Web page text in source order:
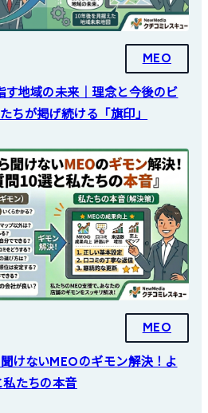
MEO
地域の未来｜理念と今後のビ
ちが掲げ続ける「旗印」
MEO
聞けないMEOのギモン解決！よ
たちの本音